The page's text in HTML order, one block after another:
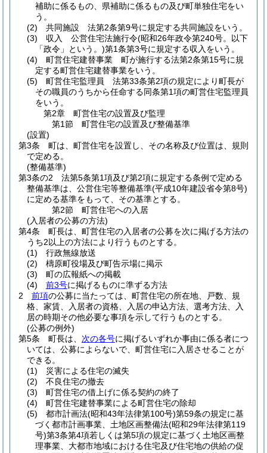
補助に係るもの、県補助に係るもの及び町単独住宅をい
う。
(2)
共同施設 法第2条第9号に規定する共同施設をいう。
(3)
収入 公営住宅法施行令(昭和26年政令第240号。以下
「政令」という。)第1条第3号に規定する収入をいう。
(4)
町営住宅建替事業 町が施行する法第2条第15号に規
定する町営住宅建替事業をいう。
(5)
町営住宅監理員 法第33条第2項の規定により町長が
その職員のうちから任命する同条第1項の町営住宅監理員
をいう。
第2章
町営住宅の設置及び監理
第1節
町営住宅の設置及び整備基準
(設置)
第3条
町は、町営住宅を設置し、その名称及び位置は、規則
で定める。
(整備基準)
第3条の2
法第5条第1項及び第2項に規定する条例で定める
整備基準は、公営住宅等整備基準(平成10年建設省令第8号)
に定める基準をもって、その基準とする。
第2節
町営住宅への入居
(入居者の公募の方法)
第4条
町長は、町営住宅の入居者の公募を次に掲げる方法の
うち2以上の方法により行うものとする。
(1)
行政無線放送
(2)
檮原町役場及び町告示場に掲示
(3)
町の広報紙への掲載
(4)
前3号に掲げるものに準ずる方法
2
前項の公募に当たっては、町営住宅の所在地、戸数、規
格、家賃、入居者の資格、入居の申込方法、選考方法、入
居の時期その他必要な事項を示して行うものとする。
(公募の例外)
第5条
町長は、 次の各号に掲げるいずれか事由に係る者につ
いては、公募によらないで、町営住宅に入居させることが
できる。
(1)
災害による住宅の滅失
(2)
不良住宅の撤去
(3)
町営住宅の借上げに係る契約の終了
(4)
町営住宅建替事業による町営住宅の除却
(5)
都市計画法(昭和43年法律第100号)第59条の規定に基
づく都市計画事業、土地区画整備法(昭和29年法律第119
号)第3条第4項若しくは第5項の規定に基づく土地区画整
理事業、大都市地域における住宅及び住宅地の供給の促